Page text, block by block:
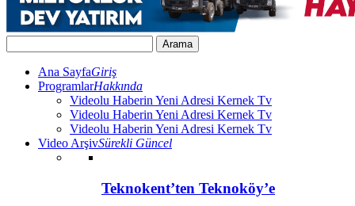
Ana SayfaGiriş
ProgramlarHakkında
Videolu Haberin Yeni Adresi Kernek Tv
Videolu Haberin Yeni Adresi Kernek Tv
Videolu Haberin Yeni Adresi Kernek Tv
Video ArşivSürekli Güncel
Teknokent’ten Teknoköy’e